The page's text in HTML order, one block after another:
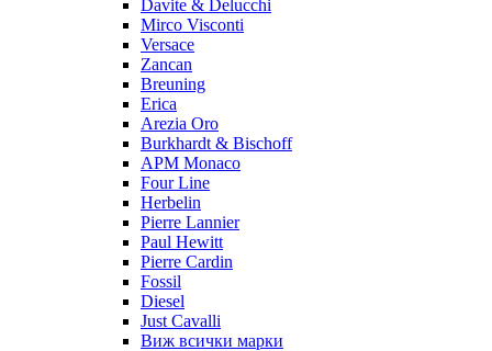
Davite & Delucchi
Mirco Visconti
Versace
Zancan
Breuning
Erica
Arezia Oro
Burkhardt & Bischoff
APM Monaco
Four Line
Herbelin
Pierre Lannier
Paul Hewitt
Pierre Cardin
Fossil
Diesel
Just Cavalli
Виж всички марки